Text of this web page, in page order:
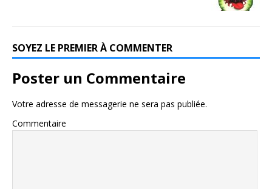
SOYEZ LE PREMIER À COMMENTER
Poster un Commentaire
Votre adresse de messagerie ne sera pas publiée.
Commentaire